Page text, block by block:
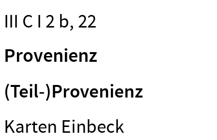
III C I 2 b, 22
Provenienz
(Teil-)Provenienz
Karten Einbeck